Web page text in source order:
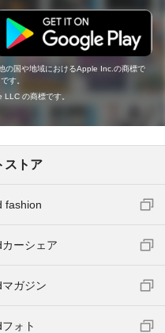
の国や地域におけるApple Inc.の商標で
す。
の商標です。
ストア
fashion
カーシェア
マガジン
ォト